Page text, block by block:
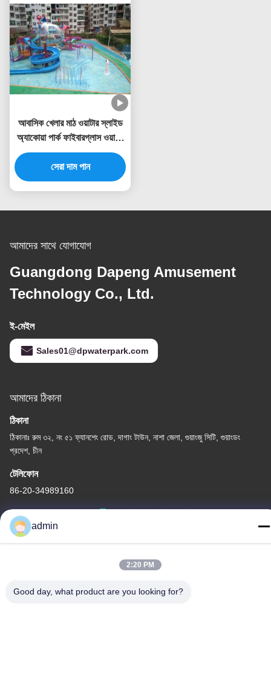
আবাসিক খেলার মাঠ ওয়াটার স্লাইড
অ্যাকোয়া পার্ক ফাইবারগ্লাস ওয়াটার
হাউস শিশুদের জন্য
সেরা দাম পান
আমাদের সাথে যোগাযোগ
Guangdong Dapeng Amusement
Technology Co., Ltd.
ই-মেইল
Sales01@dpwaterpark.com
আমাদের ঠিকানা
ঠিকানা
ঠিকানাঃ রুম ৩২, নং ৫১ ফ্যানশেং রোড, দাগাং টাউন, নাশা জেলা, গুয়াংজু সিটি, গুয়াংডং
প্রদেশ, চীন
টেলিফোন
86-20-34989160
গোপনীয়তা নীতি|সাইট ম্যাপ
Dapeng Amusement Technology Co., Ltd. সমস্ত অধিকার সংরক্ষিত।
admin
2:20 PM
Good day, what product are you looking for?